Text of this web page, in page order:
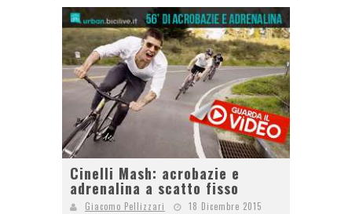
Cinelli Mash: acrobazie e
adrenalina a scatto fisso
Giacomo Pellizzari
18 Dicembre 2015